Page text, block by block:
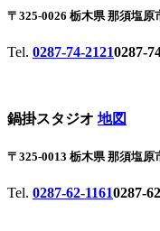
〒325-0026 栃木県 那須塩原
Tel. 0287-74-21210287-
鍋掛スタジオ 地図
〒325-0013 栃木県 那須塩原
Tel. 0287-62-11610287-